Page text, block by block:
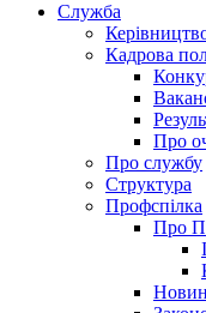
Служба
Кадрова
Про
Про службу
Структура
Профспілка
Про